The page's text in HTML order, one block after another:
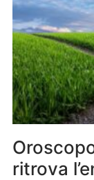
ritrova